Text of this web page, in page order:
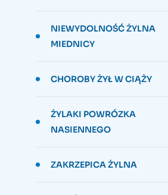
NIEWYDOLNOŚĆ ŻYLNA
MIEDNICY
CHOROBY ŻYŁ W CIĄŻY
ŻYLAKI POWRÓZKA
NASIENNEGO
ZAKRZEPICA ŻYLNA